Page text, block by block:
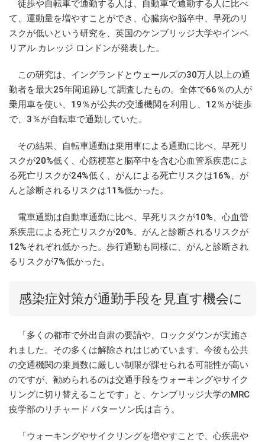
徒歩や自転車で通勤する人は、自動車で通勤する人に比べ
て、運動量を増やすことができ、心臓病や脳卒中、早死のリ
スクが低いという研究を、英国のケンブリッジ大学やインペ
リアル カレッジ ロンドンが発表した。
この研究は、イングランドとウェールズの30万人以上の通
勤者を最大25年間追跡して調査したもの。全体で66％の人が
乗用車を使い、19％が公共の交通機関を利用し、12％が徒歩
で、3％が自転車で通勤していた。
その結果、自転車通勤は乗用車による通勤に比べ、早死リ
スクが20%低く、心筋梗塞と脳卒中を含む心血管系疾患によ
る死亡リスクが24%低く、がんによる死亡リスクは16%、が
んと診断されるリスクは11%低かった。
電車通勤は自動車通勤に比べ、早死リスクが10%、心血管
系疾患による死亡リスクが20%、がんと診断されるリスクが
12%それぞれ低かった。歩行通勤も同様に、がんと診断され
るリスクが7%低かった。
感染症対策が通勤手段を見直す機会に
「多くの都市で外出自粛の要請や、ロックダウンが実施さ
れました。その多くは解除されはじめています。今後も公共
の交通機関の乗員数に厳しい制限が課せられる可能性が高い
のですが、勧められるのは交通手段をウォーキングやサイク
リングに切り替えることです」と、ケンブリッジ大学のMRC
疫学部のリチャード パターソン氏は言う。
「ウォーキングやサイクリングを増やすことで、心疾患や